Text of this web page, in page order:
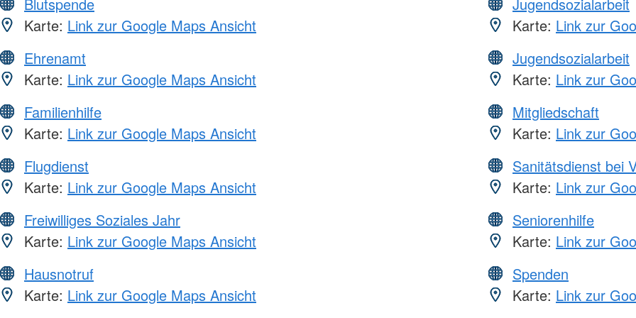
Karte: Link zur Google Maps Ansicht
Ehrenamt
Karte: Link zur Google Maps Ansicht
Familienhilfe
Karte: Link zur Google Maps Ansicht
Flugdienst
Karte: Link zur Google Maps Ansicht
Freiwilliges Soziales Jahr
Karte: Link zur Google Maps Ansicht
Hausnotruf
Karte: Link zur Google Maps Ansicht
Karte: Link zur
Jugendsozialarbeit
Karte: Link zur
Mitgliedschaft
Karte: Link zur
Sanitätsdienst bei
Karte: Link zur
Seniorenhilfe
Karte: Link zur
Spenden
Karte: Link zur